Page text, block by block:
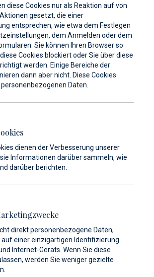
Galerie anzeigen
diese Cookies nur als Reaktion auf von
gesetzt, die einer
entsprechen, wie etwa dem Festlegen
dem Anmelden oder dem
Sie können Ihren Browser so
Cookies blockiert oder Sie über diese
werden. Einige Bereiche der
dann aber nicht. Diese Cookies
Daten.
dienen der Verbesserung unserer
Informationen darüber sammeln, wie
darüber berichten.
direkt personenbezogene Daten,
auf einer einzigartigen Identifizierung
Internet-Geräts. Wenn Sie diese
werden Sie weniger gezielte